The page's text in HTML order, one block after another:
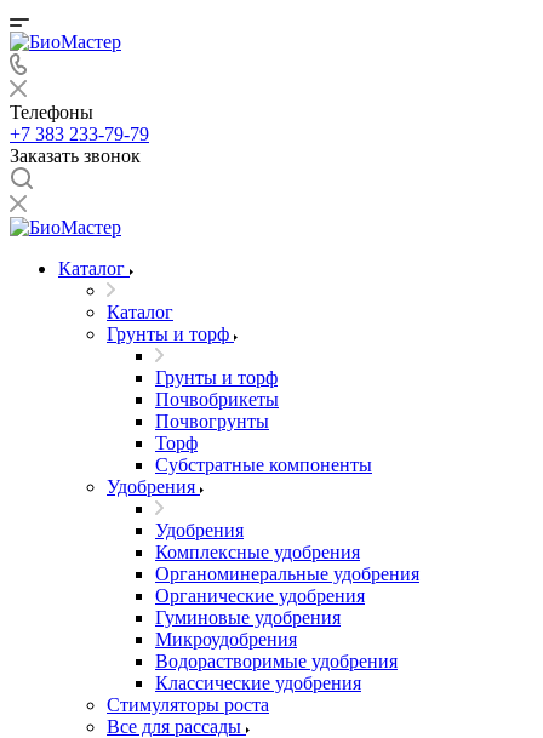
Телефоны
+7 383 233-79-79
Заказать звонок
Каталог
Каталог
Грунты и торф
Грунты и торф
Почвобрикеты
Почвогрунты
Торф
Субстратные компоненты
Удобрения
Удобрения
Комплексные удобрения
Органоминеральные удобрения
Органические удобрения
Гуминовые удобрения
Микроудобрения
Водорастворимые удобрения
Классические удобрения
Стимуляторы роста
Все для рассады